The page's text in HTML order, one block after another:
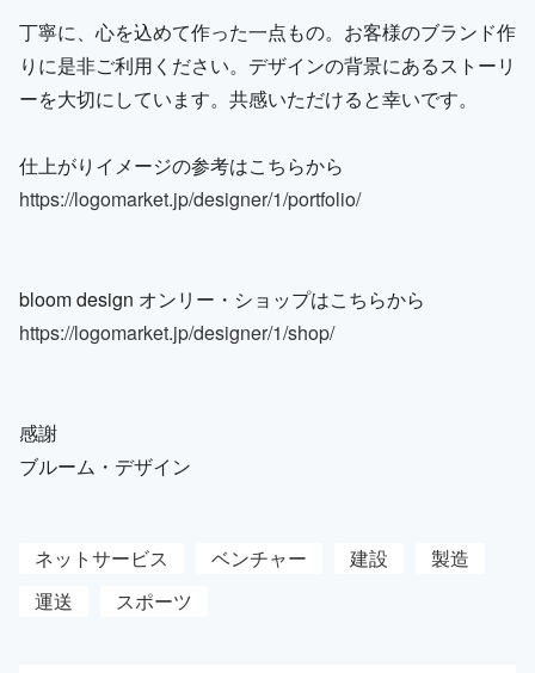
丁寧に、心を込めて作った一点もの。お客様のブランド作
りに是非ご利用ください。デザインの背景にあるストーリ
ーを大切にしています。共感いただけると幸いです。
仕上がりイメージの参考はこちらから
https://logomarket.jp/designer/1/portfolio/
bloom design オンリー・ショップはこちらから
https://logomarket.jp/designer/1/shop/
感謝
ブルーム・デザイン
ネットサービス ベンチャー 建設
製造
運送
スポーツ